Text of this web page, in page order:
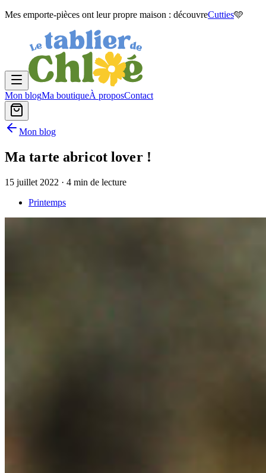
Mes emporte-pièces ont leur propre maison : découvreCutties🩵
Mon blogMa boutiqueÀ proposContact
Mon blog
Ma tarte abricot lover !
15 juillet 2022 · 4 min de lecture
Printemps